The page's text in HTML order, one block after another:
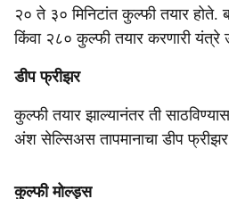
२० ते ३० मिनिटांत कुल्फी तयार होते.
किंवा २८० कुल्फी तयार करणारी
डीप फ्रीझर
कुल्फी तयार झाल्यानंतर ती
अंश सेल्सिअस तापमानाचा डीप
कुल्फी मोल्ड्स